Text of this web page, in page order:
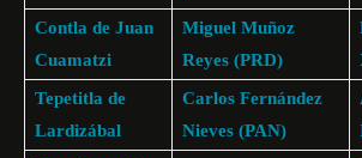
Contla de Juan
Cuamatzi
Miguel Muñoz
Reyes (PRD)
Tepetitla de
Lardizábal
Carlos Fernández
Nieves (PAN)